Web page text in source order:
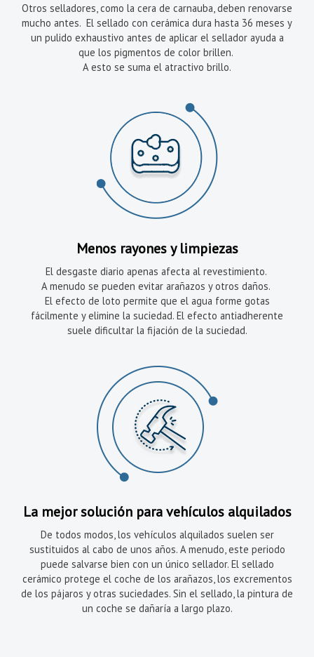
Otros selladores, como la cera de carnauba, deben renovarse
mucho antes. El sellado con cerámica dura hasta 36 meses y
un pulido exhaustivo antes de aplicar el sellador ayuda a
que los pigmentos de color brillen.
A esto se suma el atractivo brillo.
Menos rayones y limpiezas
El desgaste diario apenas afecta al revestimiento.
A menudo se pueden evitar arañazos y otros daños.
El efecto de loto permite que el agua forme gotas
fácilmente y elimine la suciedad. El efecto antiadherente
suele dificultar la fijación de la suciedad.
La mejor solución para vehículos alquilados
De todos modos, los vehículos alquilados suelen ser
sustituidos al cabo de unos años. A menudo, este periodo
puede salvarse bien con un único sellador. El sellado
cerámico protege el coche de los arañazos, los excrementos
de los pájaros y otras suciedades. Sin el sellado, la pintura de
un coche se dañaría a largo plazo.